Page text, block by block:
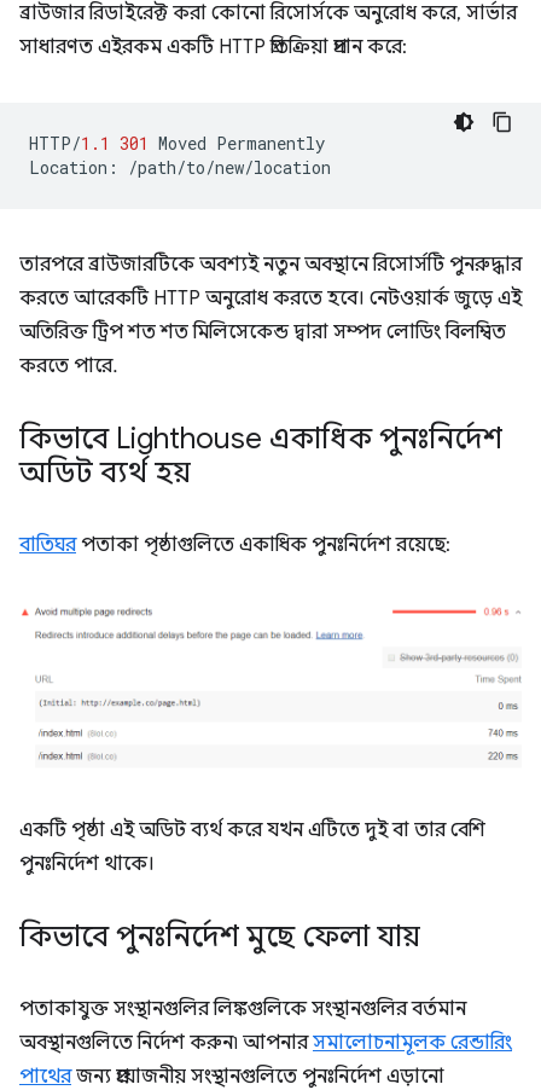
ব্রাউজার রিডাইরেক্ট করা কোনো রিসোর্সকে অনুরোধ করে, সার্ভার
সাধারণত এইরকম একটি HTTP প্রতিক্রিয়া প্রদান করে:
HTTP/1.1 301 Moved Permanently
Location : /path/to/new/location
তারপরে ব্রাউজারটিকে অবশ্যই নতুন অবস্থানে রিসোর্সটি পুনরুদ্ধার
করতে আরেকটি HTTP অনুরোধ করতে হবে। নেটওয়ার্ক জুড়ে এই
অতিরিক্ত ট্রিপ শত শত মিলিসেকেন্ড দ্বারা সম্পদ লোডিং বিলম্বিত
করতে পারে.
কিভাবে Lighthouse একাধিক পুনঃনির্দেশ
অডিট ব্যর্থ হয়
বাতিঘরপতাকা পৃষ্ঠাগুলিতে একাধিক পুনঃনির্দেশ রয়েছে:
একটি পৃষ্ঠা এই অডিট ব্যর্থ করে যখন এটিতে দুই বা তার বেশি
পুনঃনির্দেশ থাকে।
কিভাবে পুনঃনির্দেশ মুছে ফেলা যায়
পতাকাযুক্ত সংস্থানগুলির লিঙ্কগুলিকে সংস্থানগুলির বর্তমান
অবস্থানগুলিতে নির্দেশ করুন৷ আপনারসমালোচনামূলক রেন্ডারিং
পাথেরজন্য প্রয়োজনীয় সংস্থানগুলিতে পুনঃনির্দেশ এড়ানো